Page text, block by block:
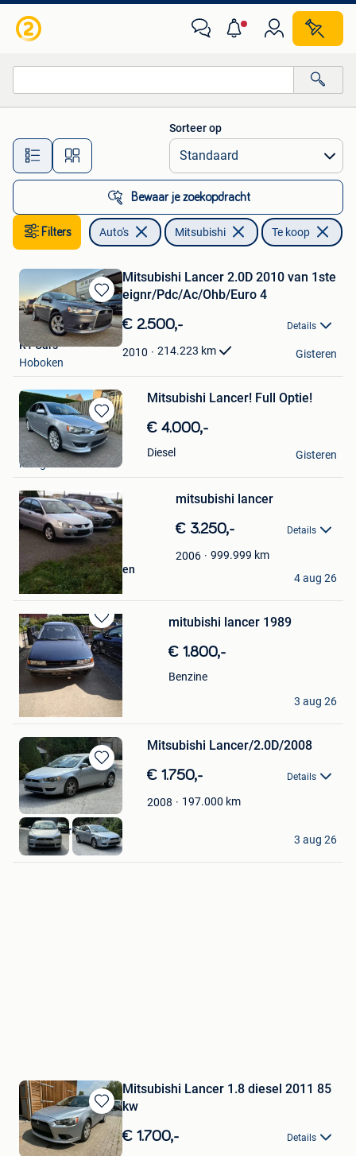
Alle afstanden…
Sorteer op
Bewaar je zoekopdracht
Filters Auto's Mitsubishi Te koop
Bewaren
in
Mijn
Favorieten
Mitsubishi Lancer 2.0D 2010 van 1ste
eignr/Pdc/Ac/Ohb/Euro 4
€ 2.500,- Details
2010 214.223 km
R1 Cars
Hoboken
Gisteren
Bewaren
in
Mijn
Favorieten
Mitsubishi Lancer! Full Optie!
€ 4.000,-
Diesel
Victor
Hoogstraten
Gisteren
in
Mijn
Favorieten
mitsubishi lancer
€ 3.250,- Details
2006 999.999 km
philippe vanderheyden
Momignies
4 aug 26
Bewaren
in
Mijn
Favorieten
mitubishi lancer 1989
€ 1.800,-
Benzine
Paul Storms
Zandhoven
3 aug 26
Bewaren
in
Mijn
Favorieten
Mitsubishi Lancer/2.0D/2008
€ 1.750,- Details
2008 197.000 km
Car centers
Diegem
3 aug 26
Bewaren
in
Mijn
Mitsubishi Lancer 1.8 diesel 2011 85
kw
€ 1.700,- Details